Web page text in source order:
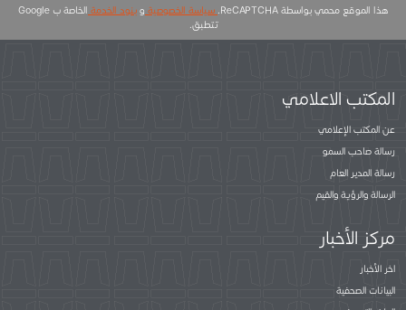
هذا الموقع محمي بواسطة ReCAPTCHA. سياسة الخصوصية وبنود الخدمة
الخاصة ب Google
تتطبق.
المكتب الاعلامي
عن المكتب الإعلامي
رسالة صاحب السمو
رسالة المدير العام
الرسالة والرؤية والقيم
مركز الأخبار
اخر الأخبار
البيانات الصحفية